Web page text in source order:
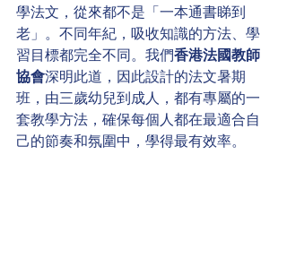
學法文，從來都不是「一本通書睇到
老」。不同年紀，吸收知識的方法、學
習目標都完全不同。我們香港法國教師
協會深明此道，因此設計的法文暑期
班，由三歲幼兒到成人，都有專屬的一
套教學方法，確保每個人都在最適合自
己的節奏和氛圍中，學得最有效率。